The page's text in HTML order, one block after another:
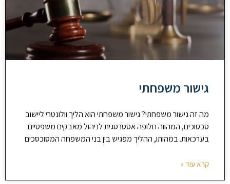
גישור משפחתי
מה זה גישור משפחתי? גישור משפחתי הוא הליך וולונטרי ליישוב
סכסוכים, המהווה חלופה אסטרטגית לניהול מאבקים משפטיים
בערכאות. במהותו, ההליך מפגיש בין בני המשפחה המסוכסכים
קרא עוד »